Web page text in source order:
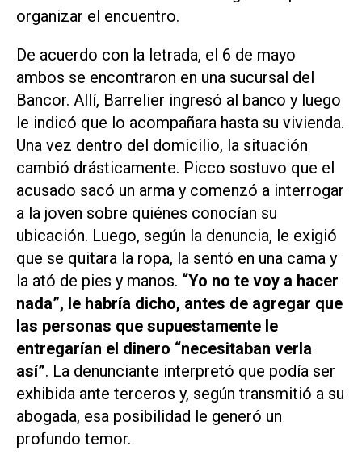
organizar el encuentro.
De acuerdo con la letrada, el 6 de mayo
ambos se encontraron en una sucursal del
Bancor. Allí, Barrelier ingresó al banco y luego
le indicó que lo acompañara hasta su vivienda.
Una vez dentro del domicilio, la situación
cambió drásticamente. Picco sostuvo que el
acusado sacó un arma y comenzó a interrogar
a la joven sobre quiénes conocían su
ubicación. Luego, según la denuncia, le exigió
que se quitara la ropa, la sentó en una cama y
la ató de pies y manos. “Yo no te voy a hacer
nada”, le habría dicho, antes de agregar que
las personas que supuestamente le
entregarían el dinero “necesitaban verla
así”. La denunciante interpretó que podía ser
exhibida ante terceros y, según transmitió a su
abogada, esa posibilidad le generó un
profundo temor.